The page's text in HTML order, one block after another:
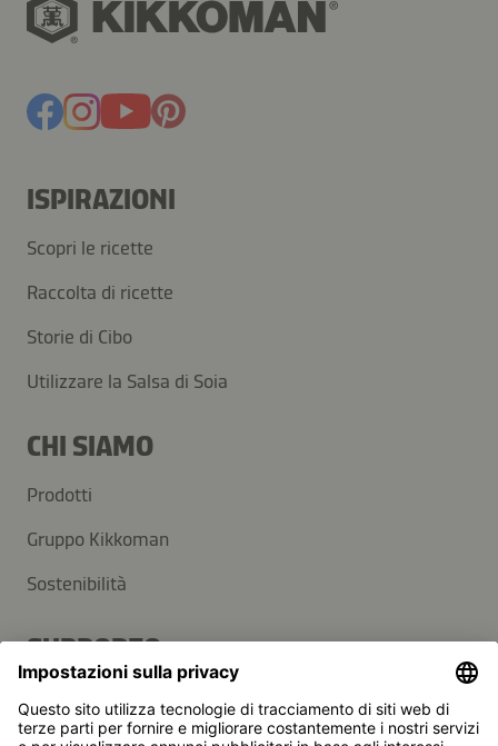
ISPIRAZIONI
Scopri le ricette
Raccolta di ricette
Storie di Cibo
Utilizzare la Salsa di Soia
CHI SIAMO
Prodotti
Gruppo Kikkoman
Sostenibilità
SUPPORTO
Domande frequenti